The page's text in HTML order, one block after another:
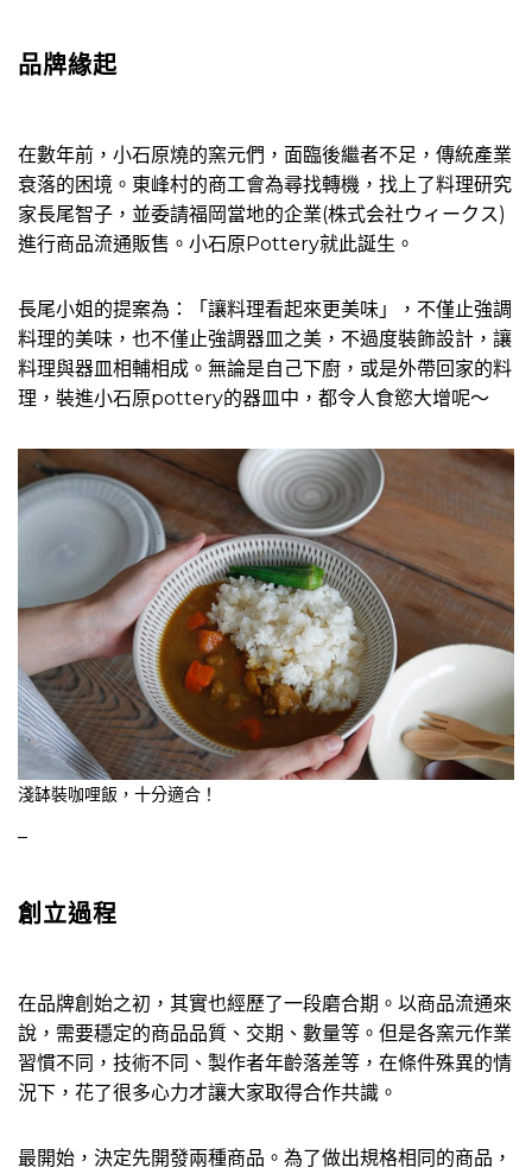
品牌緣起
在數年前，小石原燒的窯元們，面臨後繼者不足，傳統產業
衰落的困境。東峰村的商工會為尋找轉機，找上了料理研究
家長尾智子，並委請福岡當地的企業(株式会社ウィークス)
進行商品流通販售。小石原Pottery就此誕生。
長尾小姐的提案為：「讓料理看起來更美味」，不僅止強調
料理的美味，也不僅止強調器皿之美，不過度裝飾設計，讓
料理與器皿相輔相成。無論是自己下廚，或是外帶回家的料
理，裝進小石原pottery的器皿中，都令人食慾大增呢～
淺缽裝咖哩飯，十分適合！
–
創立過程
在品牌創始之初，其實也經歷了一段磨合期。以商品流通來
說，需要穩定的商品品質、交期、數量等。但是各窯元作業
習慣不同，技術不同、製作者年齡落差等，在條件殊異的情
況下，花了很多心力才讓大家取得合作共識。
最開始，決定先開發兩種商品。為了做出規格相同的商品，